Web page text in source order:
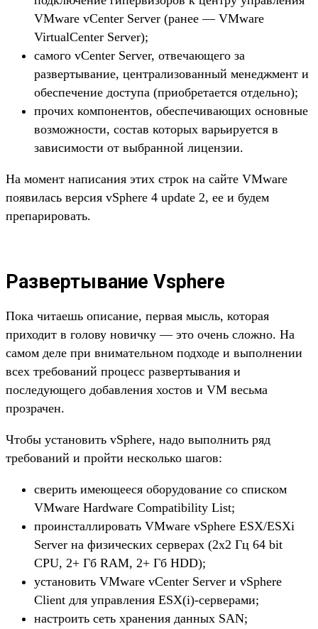
VMware vCenter Server (ранее — VMware
VirtualCenter Server);
самого vCenter Server, отвечающего за
развертывание, централизованный менеджмент и
обеспечение доступа (приобретается отдельно);
прочих компонентов, обеспечивающих основные
возможности, состав которых варьируется в
зависимости от выбранной лицензии.
На момент написания этих строк на сайте VMware
появилась версия vSphere 4 update 2, ее и будем
препарировать.
Развертывание Vsphere
Пока читаешь описание, первая мысль, которая
приходит в голову новичку — это очень сложно. На
самом деле при внимательном подходе и выполнении
всех требований процесс развертывания и
последующего добавления хостов и VM весьма
прозрачен.
Чтобы установить vSphere, надо выполнить ряд
требований и пройти несколько шагов:
сверить имеющееся оборудование со списком
VMware Hardware Compatibility List;
проинсталлировать VMware vSphere ESX/ESXi
Server на физических серверах (2х2 Гц 64 bit
CPU, 2+ Гб RAM, 2+ Гб HDD);
установить VMware vCenter Server и vSphere
Client для управления ESX(i)-серверами;
настроить сеть хранения данных SAN;